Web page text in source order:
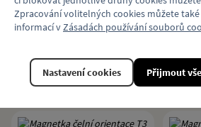
Čelní orientace na flexibilní
magnetické fólii.
Koupit
Čelní
Zpracování volitelných cookies můžete také
informací vZásadách používání souborů
Nastavení cookies Přijmout vše